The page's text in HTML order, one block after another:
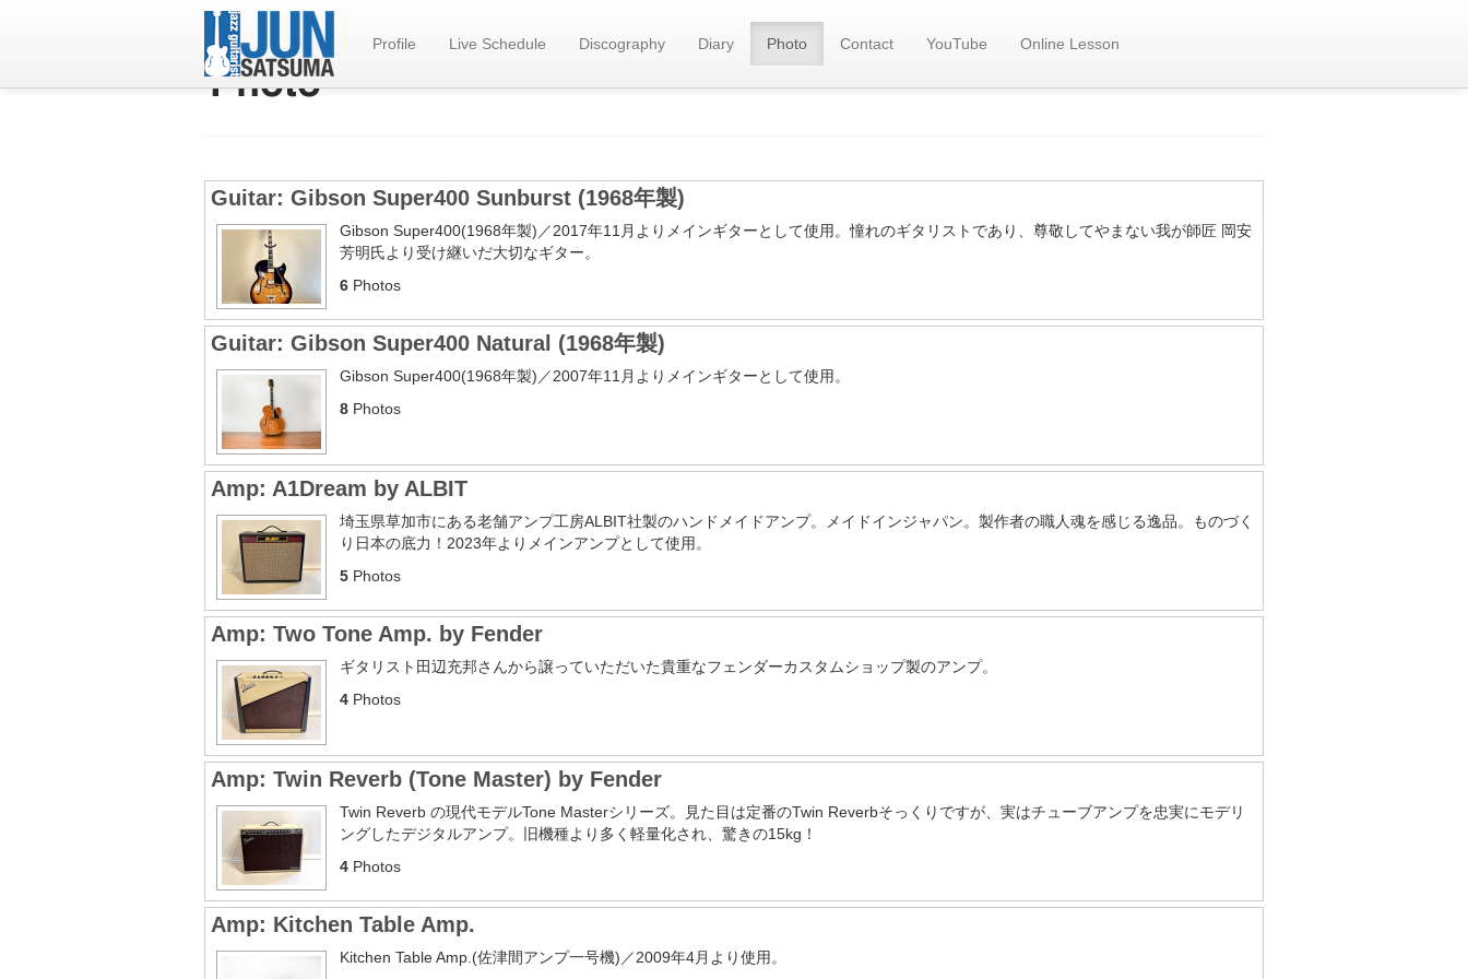
Profile Live Schedule Discography Diary Photo Contact YouTube Online Lesson
Guitar: Gibson Super400 Sunburst (1968年製)
Gibson Super400(1968年製)／2017年11月よりメインギターとして使用。憧れのギタリストであり、尊敬してやまない我が師匠 岡安
芳明氏より受け継いだ大切なギター。
6 Photos
Guitar: Gibson Super400 Natural (1968年製)
Gibson Super400(1968年製)／2007年11月よりメインギターとして使用。
8 Photos
Amp: A1Dream by ALBIT
埼玉県草加市にある老舗アンプ工房ALBIT社製のハンドメイドアンプ。メイドインジャパン。製作者の職人魂を感じる逸品。ものづく
り日本の底力！2023年よりメインアンプとして使用。
5 Photos
Amp: Two Tone Amp. by Fender
ギタリスト田辺充邦さんから譲っていただいた貴重なフェンダーカスタムショップ製のアンプ。
4 Photos
Amp: Twin Reverb (Tone Master) by Fender
Twin Reverb の現代モデルTone Masterシリーズ。見た目は定番のTwin Reverbそっくりですが、実はチューブアンプを忠実にモデリ
ングしたデジタルアンプ。旧機種より多く軽量化され、驚きの15kg！
4 Photos
Amp: Kitchen Table Amp.
Kitchen Table Amp.(佐津間アンプ一号機)／2009年4月より使用。